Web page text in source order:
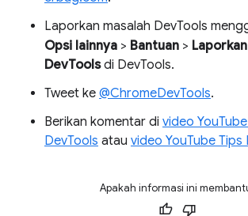
Laporkan masalah DevTools
Opsi lainnya > Bantuan >
DevToolsdi DevTools.
Tweet ke @ChromeDevTools.
Berikan komentar di video
DevTools atau video YouTube Tips
Apakah informasi ini